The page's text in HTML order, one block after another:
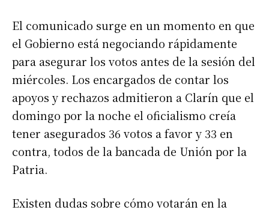
El comunicado surge en un momento en que
el Gobierno está negociando rápidamente
para asegurar los votos antes de la sesión del
miércoles. Los encargados de contar los
apoyos y rechazos admitieron a Clarín que el
domingo por la noche el oficialismo creía
tener asegurados 36 votos a favor y 33 en
contra, todos de la bancada de Unión por la
Patria.
Existen dudas sobre cómo votarán en la